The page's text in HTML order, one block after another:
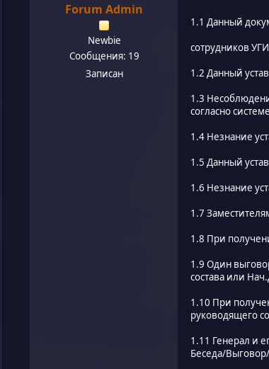
Forum Admin
Newbie
Сообщения: 19
Записан
1.1 Данный
сотрудников
1.2 Данный
1.3
согласно
1.4 Незнание
1.5 Данный
1.6 Незнание
1.7
1.8 При
1.9 Один
состава или
1.10 При
руководящего
1.11 Генерал и
Беседа/